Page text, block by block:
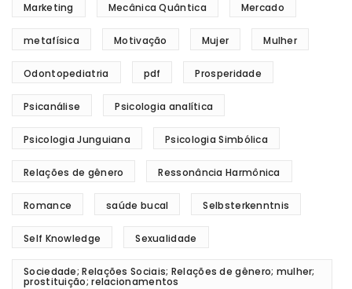
Marketing Mecânica Quântica Mercado
metafísica Motivação Mujer Mulher
Odontopediatria pdf Prosperidade
Psicanálise Psicologia analítica
Psicologia Junguiana Psicologia Simbólica
Relações de gênero Ressonância Harmônica
Romance saúde bucal Selbsterkenntnis
Self Knowledge Sexualidade
Sociedade; Relações Sociais; Relações de gênero; mulher;
prostituição; relacionamentos